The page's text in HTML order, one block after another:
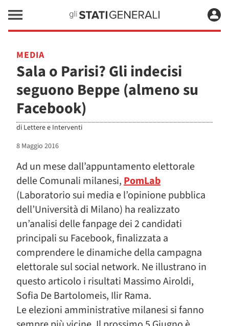
MEDIA
Sala o Parisi? Gli indecisi
seguono Beppe (almeno su
Facebook)
di Lettere e Interventi
8 Maggio 2016
Ad un mese dall’appuntamento elettorale
delle Comunali milanesi,PomLab
(Laboratorio sui media e l’opinione pubblica
dell’Università di Milano) ha realizzato
un’analisi delle fanpage dei 2 candidati
principali su Facebook, finalizzata a
comprendere le dinamiche della campagna
elettorale sul social network. Ne illustrano in
questo articolo i risultati Massimo Airoldi,
Sofia De Bartolomeis, Ilir Rama.
Le elezioni amministrative milanesi si fanno